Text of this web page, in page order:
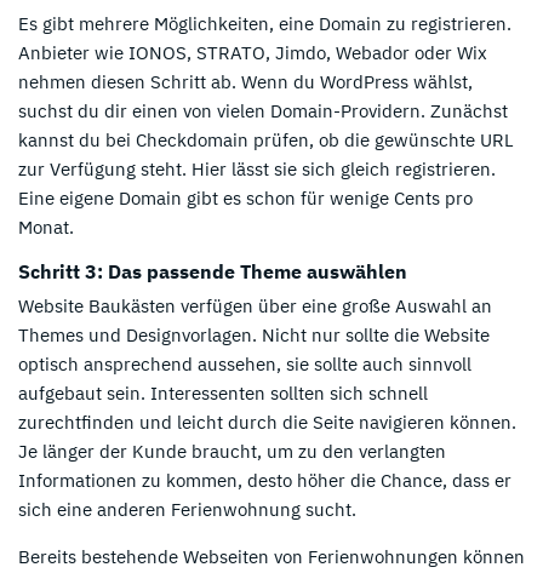
Es gibt mehrere Möglichkeiten, eine Domain zu registrieren.
Anbieter wie IONOS, STRATO, Jimdo, Webador oder Wix
nehmen diesen Schritt ab. Wenn du WordPress wählst,
suchst du dir einen von vielen Domain-Providern. Zunächst
kannst du bei Checkdomain prüfen, ob die gewünschte URL
zur Verfügung steht. Hier lässt sie sich gleich registrieren.
Eine eigene Domain gibt es schon für wenige Cents pro
Monat.
Schritt 3: Das passende Theme auswählen
Website Baukästen verfügen über eine große Auswahl an
Themes und Designvorlagen. Nicht nur sollte die Website
optisch ansprechend aussehen, sie sollte auch sinnvoll
aufgebaut sein. Interessenten sollten sich schnell
zurechtfinden und leicht durch die Seite navigieren können.
Je länger der Kunde braucht, um zu den verlangten
Informationen zu kommen, desto höher die Chance, dass er
sich eine anderen Ferienwohnung sucht.
Bereits bestehende Webseiten von Ferienwohnungen können